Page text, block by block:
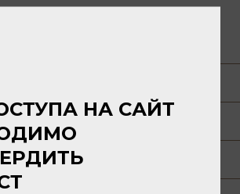
БРЕНДА
НА САЙТ